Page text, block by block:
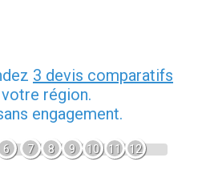
3 devis comparatifs
région.
engagement.
6 7 8 9 10 11 12